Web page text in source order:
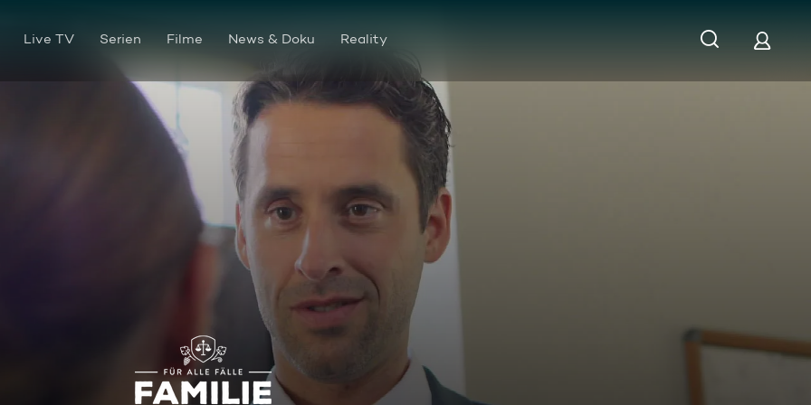
Live TV Serien Filme News & Doku Reality
Große Gefühle